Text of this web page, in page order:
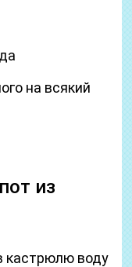
на всякий
из
кастрюлю воду